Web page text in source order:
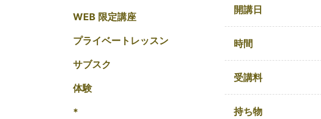
WEB 限定講座
プライベートレッスン
サブスク
体験
*
開講日
時間
受講料
持ち物